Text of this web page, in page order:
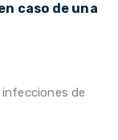
caso de una
de